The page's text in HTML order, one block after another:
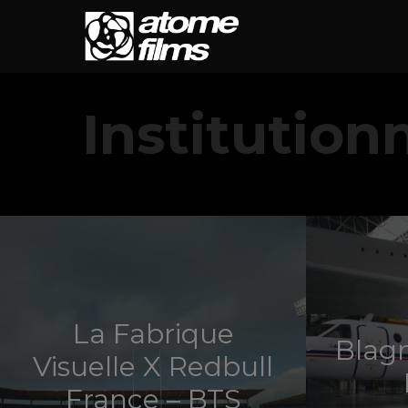
La Fabrique
Visuelle X Redbull
France – BTS